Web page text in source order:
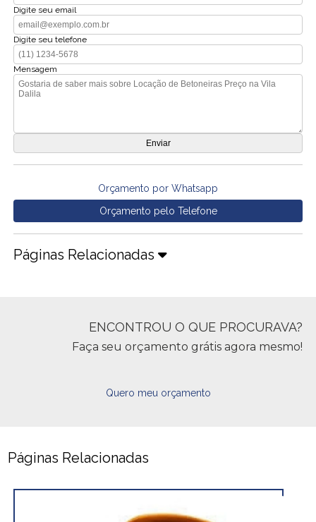
Digite seu email
Digite seu telefone
Mensagem
Orçamento por Whatsapp
Orçamento pelo Telefone
Páginas Relacionadas
ENCONTROU O QUE PROCURAVA?
Faça seu orçamento grátis agora mesmo!
Quero meu orçamento
Páginas Relacionadas